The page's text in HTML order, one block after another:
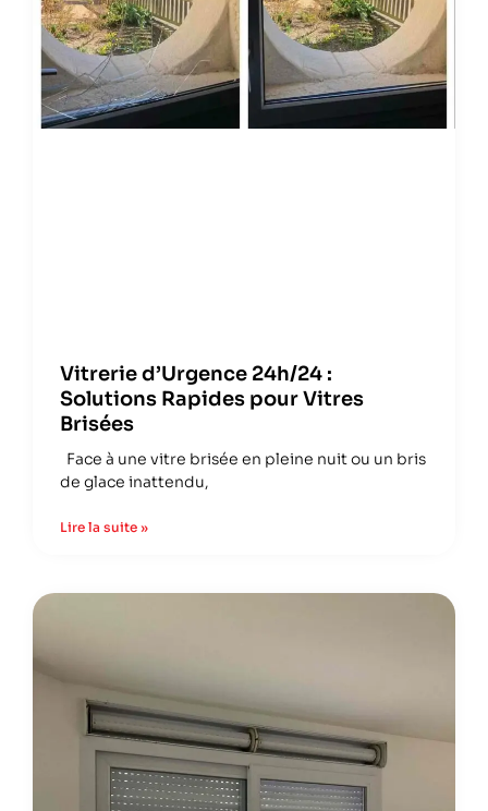
Vitrerie d’Urgence 24h/24 :
Solutions Rapides pour Vitres
Brisées
Face à une vitre brisée en pleine nuit ou un bris
de glace inattendu,
Lire la suite »